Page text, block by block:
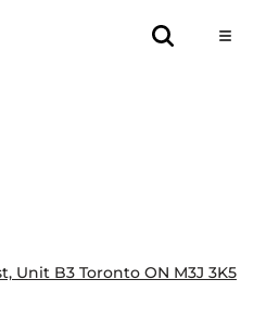
Unit B3 Toronto ON M3J 3K5